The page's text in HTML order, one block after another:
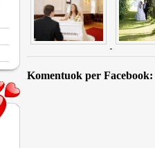
Komentuok per Facebook: